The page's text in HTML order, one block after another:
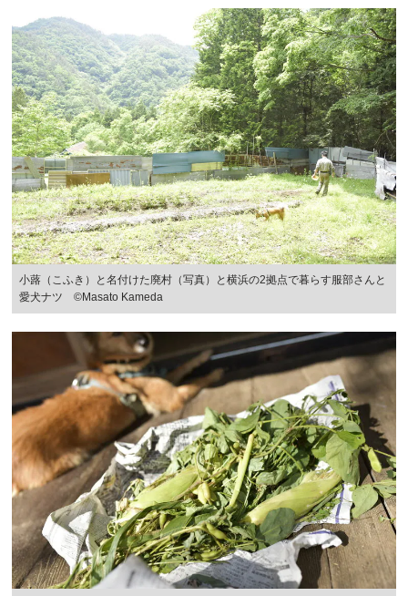
小蕗（こふき）と名付けた廃村（写真）と横浜の2拠点で暮らす服部さんと
愛犬ナツ ©Masato Kameda